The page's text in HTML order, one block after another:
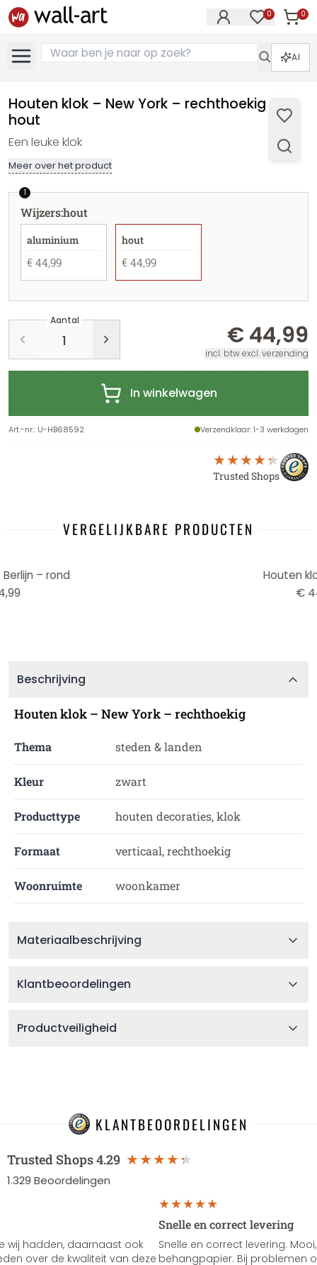
0 0
AI
Houten klok – New York – rechthoekig -
hout
Een leuke klok
Meer over het product
1
Wijzers:hout
aluminium
€ 44,99
hout
€ 44,99
Aantal
€ 44,99
incl. btw excl. verzending
In winkelwagen
Art.-nr.: U-HB68592 Verzendklaar: 1-3 werkdagen
Trusted Shops
VERGELIJKBARE PRODUCTEN
– rond
Houten
€
Beschrijving
Houten klok – New York – rechthoekig
Thema steden & landen
Kleur zwart
Producttype houten decoraties, klok
Formaat verticaal, rechthoekig
Woonruimte woonkamer
Materiaalbeschrijving
Klantbeoordelingen
Productveiligheid
KLANTBEOORDELINGEN
Trusted Shops4.29
1.329 Beoordelingen
wij hadden, daarnaast ook
over de kwaliteit van deze
Snelle en correct levering
Snelle en correct levering.
behangpapier. Bij problemen